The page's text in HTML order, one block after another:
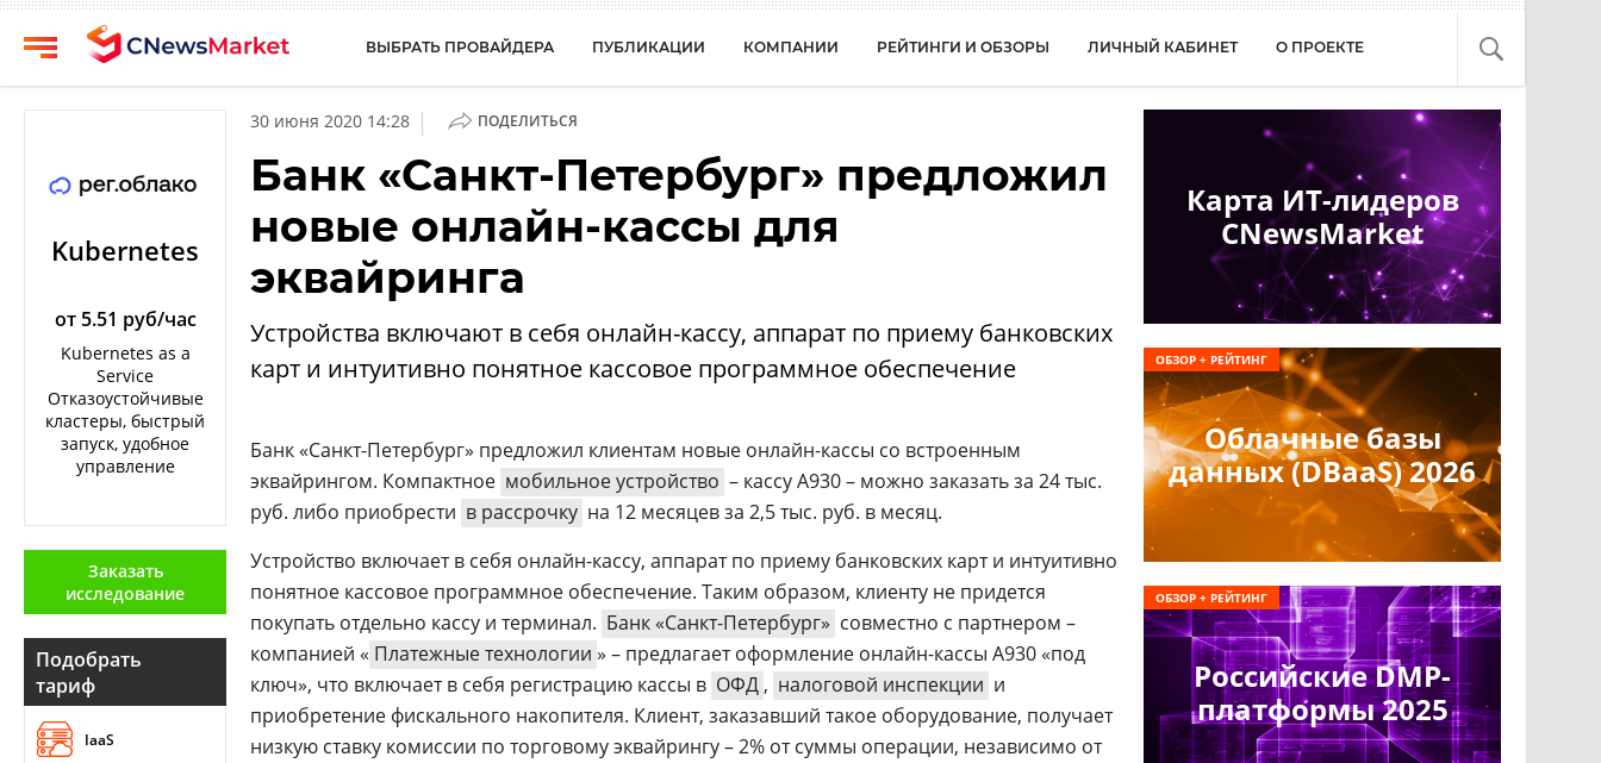
Публикации
обзоры
Личный
кабинет
проекте
Аналитика
Конференции
Техника
Конференции
Техника
ВЫБРАТЬ ПРОВАЙДЕРА ПУБЛИКАЦИИ КОМПАНИИ РЕЙТИНГИ И ОБЗОРЫ ЛИЧНЫЙ КАБИНЕТ О ПРОЕКТЕ
Kubernetes
от 5.51 руб/час
Kubernetes as a
Service
Отказоустойчивые
кластеры, быстрый
запуск, удобное
управление
Заказать
исследование
Подобрать
тариф
IaaS
30 июня 2020 14:28 | ПОДЕЛИТЬСЯ
Банк «Санкт-Петербург» предложил
новые онлайн-кассы для
эквайринга
Устройства включают в себя онлайн-кассу, аппарат по приему банковских
карт и интуитивно понятное кассовое программное обеспечение
Банк «Санкт-Петербург» предложил клиентам новые онлайн-кассы со встроенным
эквайрингом. Компактное мобильное устройство – кассу А930 – можно заказать за 24 тыс.
руб. либо приобрести в рассрочку на 12 месяцев за 2,5 тыс. руб. в месяц.
Устройство включает в себя онлайн-кассу, аппарат по приему банковских карт и интуитивно
понятное кассовое программное обеспечение. Таким образом, клиенту не придется
покупать отдельно кассу и терминал. Банк «Санкт-Петербург» совместно с партнером –
компанией « Платежные технологии » – предлагает оформление онлайн-кассы А930 «под
ключ», что включает в себя регистрацию кассы в ОФД , налоговой инспекции и
приобретение фискального накопителя. Клиент, заказавший такое оборудование, получает
низкую ставку комиссии по торговому эквайрингу – 2% от суммы операции, независимо от
Карта ИТ-лидеров
CNewsMarket
Облачные базы
данных (DBaaS) 2026
ОБЗОР + РЕЙТИНГ
Российские DMP-
платформы 2025
ОБЗОР + РЕЙТИНГ